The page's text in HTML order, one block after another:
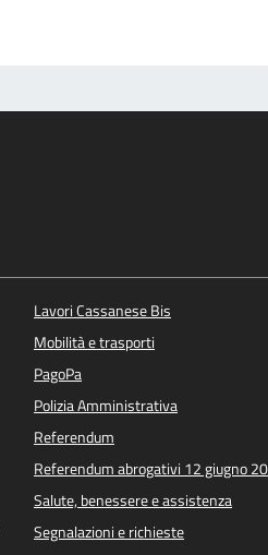
Lavori Cassanese Bis
Mobilità e trasporti
PagoPa
Polizia Amministrativa
Referendum
Referendum abrogativi 12 giugno
Salute, benessere e assistenza
Segnalazioni e richieste